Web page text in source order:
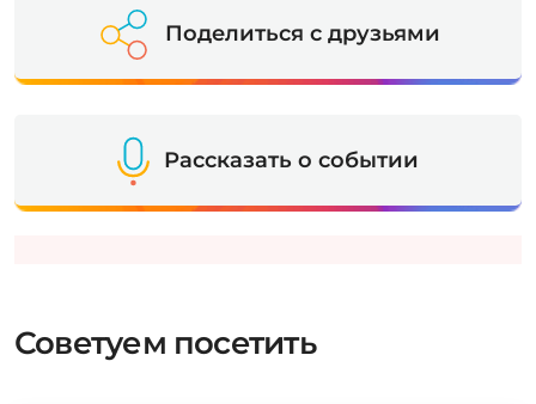
Поделиться с друзьями
Рассказать о событии
Советуем посетить